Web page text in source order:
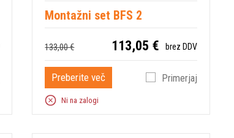
Montažni set BFS 2
133,00 € 113,05 € brez DDV
Preberite več Primerjaj
Ni na zalogi